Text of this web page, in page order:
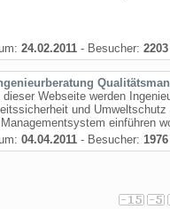
24.02.2011 - Besucher: 2203
dieser Webseite werden
und
einführen
04.04.2011 - Besucher: 1976